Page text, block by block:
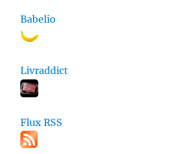
Babelio
Livraddict
Flux RSS